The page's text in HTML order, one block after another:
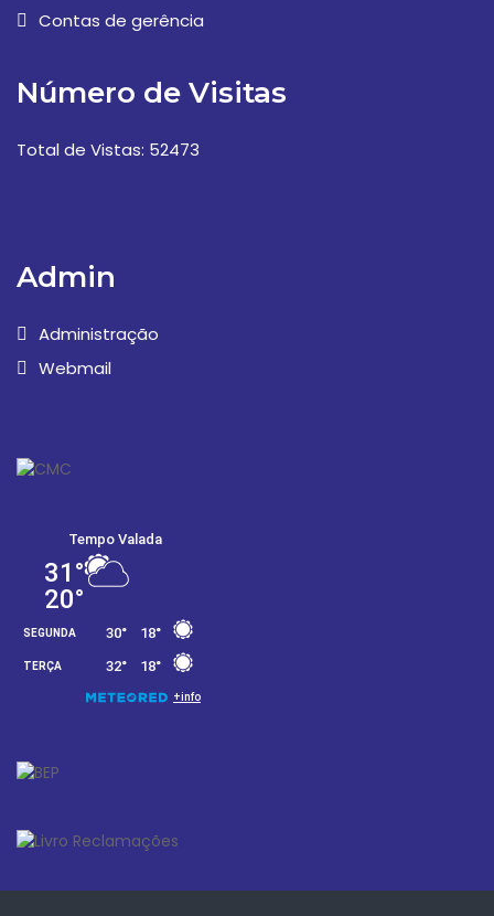
Contas de gerência
Número de Visitas
Total de Vistas: 52473
Admin
Administração
Webmail